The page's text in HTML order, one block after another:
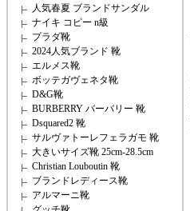
人気春夏 ブランドサンダル
ナイキ コピー n級
プラダ靴
2024人気ブランド 靴
エルメス靴
ボッテガヴェネタ靴
D&G靴
BURBERRY バーバリー 靴
Dsquared2 靴
サルヴァトーレフェラガモ 靴
大きいサイズ靴 25cm-28.5cm
Christian Louboutin 靴
ブランドレディース靴
アルマーニ靴